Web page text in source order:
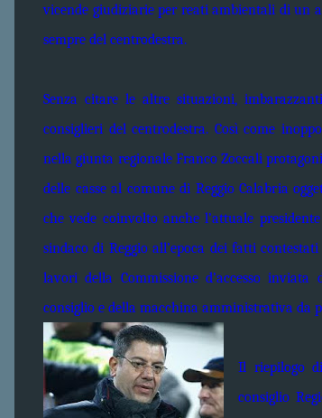
vicende giudiziarie per reati ambientali di un
sempre del centrodestra.
Senza citare le altre situazioni,
consiglieri del centrodestra. Così come
nella giunta regionale Franco Zoccali
delle casse al comune di Reggio Calabria
che vede coinvolto anche l’attuale
sindaco di Reggio all’epoca dei fatti
lavori della Commissione d’accesso
consiglio e della macchina amministrativa da
Il riepilogo
consiglio